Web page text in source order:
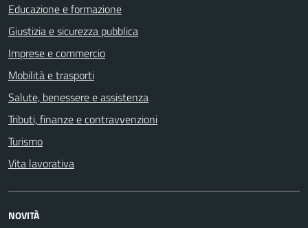
Educazione e formazione
Giustizia e sicurezza pubblica
Imprese e commercio
Mobilità e trasporti
Salute, benessere e assistenza
Tributi, finanze e contravvenzioni
Turismo
Vita lavorativa
NOVITÀ